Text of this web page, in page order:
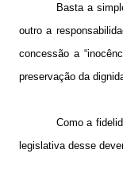
Basta a
outro a
concessão a
preservação da
Como a
legislativa desse